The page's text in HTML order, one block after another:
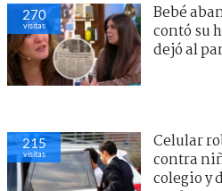
270
visitas
Bebé
contó su
dejó al
215
visitas
Celular
contra
colegio y